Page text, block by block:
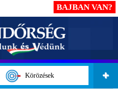
Körözések
BAJBAN VAN?